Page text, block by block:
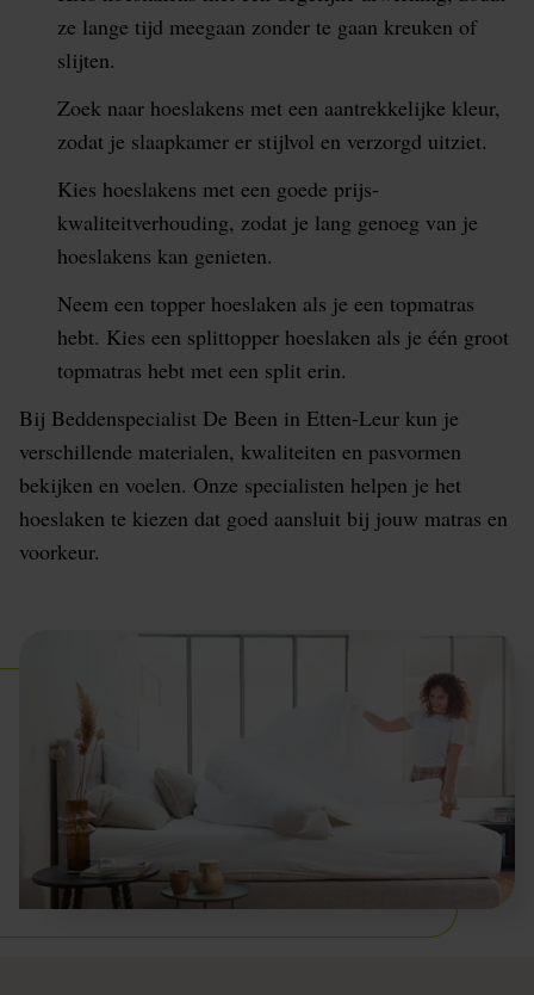
ze lange tijd meegaan zonder te gaan kreuken of
slijten.
Zoek naar hoeslakens met een aantrekkelijke kleur,
zodat je slaapkamer er stijlvol en verzorgd uitziet.
Kies hoeslakens met een goede prijs-
kwaliteitverhouding, zodat je lang genoeg van je
hoeslakens kan genieten.
Neem een topper hoeslaken als je een topmatras
hebt. Kies een splittopper hoeslaken als je één groot
topmatras hebt met een split erin.
Bij Beddenspecialist De Been in Etten-Leur kun je
verschillende materialen, kwaliteiten en pasvormen
bekijken en voelen. Onze specialisten helpen je het
hoeslaken te kiezen dat goed aansluit bij jouw matras en
voorkeur.